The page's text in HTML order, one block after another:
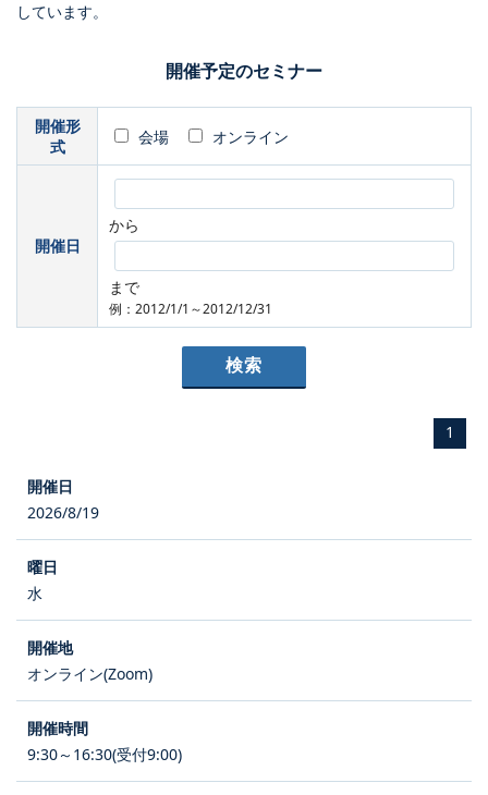
しています。
開催予定のセミナー
開催形
式
会場 オンライン
開催日
から
まで
例：2012/1/1～2012/12/31
1
2026/8/19
水
オンライン(Zoom)
9:30～16:30(受付9:00)